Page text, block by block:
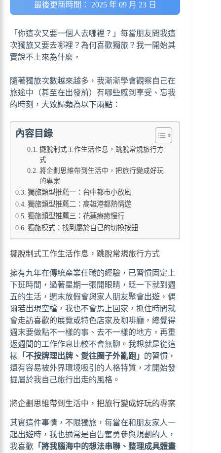
最後更新時間： 2025 年 09 月 23 日
「你這次又要一個人去哪裡？」每當朋友問我這
次獨旅又要去哪裡？為何喜歡獨旅？我一開始其
實說不上來為什麼，
隨著獨旅次數越來越多，我漸漸學會觀察自己在
旅途中（甚至在出發前）有哪些感到享受、忘我
的時刻，大致歸類為以下兩點：
內容目錄
擺脫制式工作生活作息，跳脫常規旅行方
式
將企劃思維帶到生活中，把旅行變成好玩
的專案
獨旅類型推薦一：台中都市小放風
獨旅類型推薦二：高雄港都熱情遊
獨旅類型推薦三：花蓮療癒慢行
獨旅模式：找到屬於自己的切換按鈕
擺脫制式工作生活作息，跳脫常規旅行方式
擁有九年在傳統產業任職的經驗，已習慣固定上
下班時間，過著星期一張開眼睛，眨一下就到週
五的生活，週末放假會與家人朋友聚會出遊，偶
爾若出現空檔，我也不會馬上回家，抓住時間就
會走訪喜歡的展覽或特色店家及咖啡廳，總覺得
週末要做點不一樣的事、去不一樣的地方，再重
返週間的工作作息比較不會無聊。我想就是從這
樣 「不按牌理出牌、愛往圈子外亂跑」 的習慣，
還有容易被外界環境吸引的人格特質，才開始發
掘屬於我自己旅行出走的風格。
將企劃思維帶到生活中，把旅行變成好玩的專案
其實這件事情，不限獨旅，每當在和朋友家人一
起出遊時，我也通常是自告奮勇參與規劃的人，
我喜歡 「將我腦海中的想法串聯、整理成具體畫